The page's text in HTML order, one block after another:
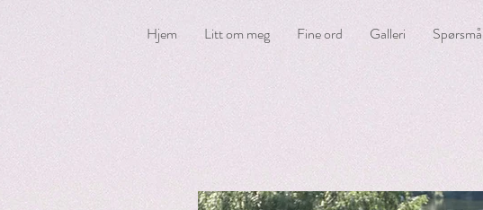
Hjem Litt om meg Fine ord Galleri